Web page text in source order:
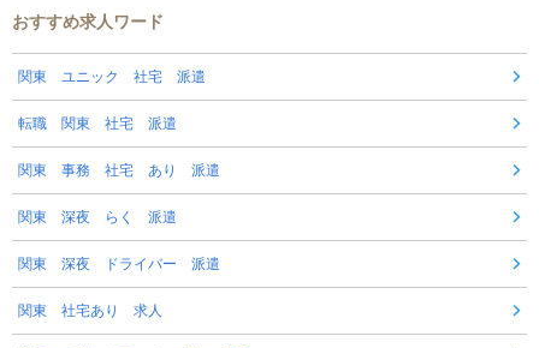
おすすめ求人ワード
関東 ユニック 社宅 派遣
転職 関東 社宅 派遣
関東 事務 社宅 あり 派遣
関東 深夜 らく 派遣
関東 深夜 ドライバー 派遣
関東 社宅あり 求人